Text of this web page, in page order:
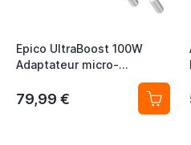
Epico UltraBoost 100W
Adaptateur micro-
79,99 €